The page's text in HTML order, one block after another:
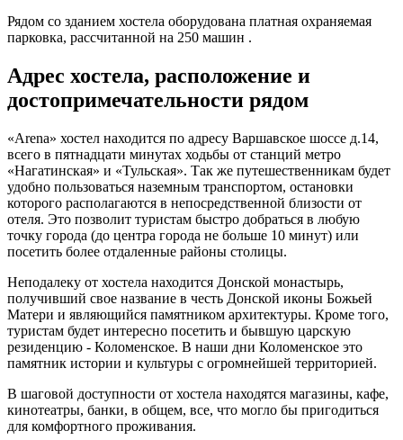
Рядом со зданием хостела оборудована платная охраняемая
парковка, рассчитанной на 250 машин .
Адрес хостела, расположение и
достопримечательности рядом
«Arena» хостел находится по адресу Варшавское шоссе д.14,
всего в пятнадцати минутах ходьбы от станций метро
«Нагатинская» и «Тульская». Так же путешественникам будет
удобно пользоваться наземным транспортом, остановки
которого располагаются в непосредственной близости от
отеля. Это позволит туристам быстро добраться в любую
точку города (до центра города не больше 10 минут) или
посетить более отдаленные районы столицы.
Неподалеку от хостела находится Донской монастырь,
получивший свое название в честь Донской иконы Божьей
Матери и являющийся памятником архитектуры. Кроме того,
туристам будет интересно посетить и бывшую царскую
резиденцию - Коломенское. В наши дни Коломенское это
памятник истории и культуры с огромнейшей территорией.
В шаговой доступности от хостела находятся магазины, кафе,
кинотеатры, банки, в общем, все, что могло бы пригодиться
для комфортного проживания.